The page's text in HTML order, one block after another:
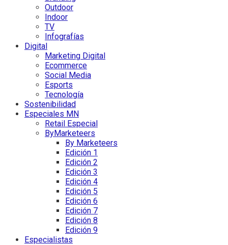
Outdoor
Indoor
TV
Infografías
Digital
Marketing Digital
Ecommerce
Social Media
Esports
Tecnología
Sostenibilidad
Especiales MN
Retail Especial
ByMarketeers
By Marketeers
Edición 1
Edición 2
Edición 3
Edición 4
Edición 5
Edición 6
Edición 7
Edición 8
Edición 9
Especialistas